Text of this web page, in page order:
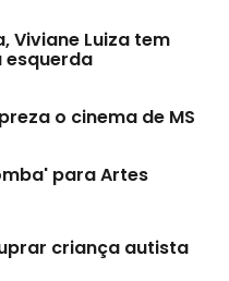
Viviane Luiza tem
esquerda
o cinema de MS
para Artes
criança autista